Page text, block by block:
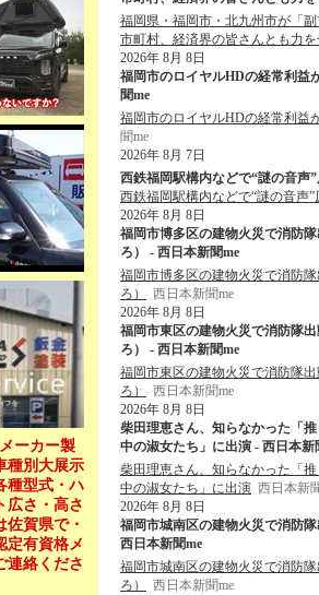
ーカー製
種別大展示
種型式・ハ
広さ・高さ
賀県で・
定有資格メ
連絡くださ
福岡県・福岡市・北九州市が「
市町村、経済界の皆さんとも力
2026年 8月 8日
福岡市のロイヤルHDの経常利益
聞me
福岡市のロイヤルHDの経常利益
聞me
2026年 8月 7日
西鉄福岡駅構内などで“謎の音声
西鉄福岡駅構内などで“謎の音声
2026年 8月 8日
福岡市博多区の建物火災で消防
ろ） - 西日本新聞me
福岡市博多区の建物火災で消防
ろ）
西日本新聞me
2026年 8月 8日
福岡市東区の建物火災で消防隊
ろ） - 西日本新聞me
福岡市東区の建物火災で消防隊
ろ）
西日本新聞me
2026年 8月 8日
柴田理恵さん、知らなかった「
中の淑女たち」に出演 - 西日本新
柴田理恵さん、知らなかった「
中の淑女たち」に出演 西日本新
2026年 8月 8日
福岡市城南区の建物火災で消防
西日本新聞me
福岡市城南区の建物火災で消防
ろ）
西日本新聞me